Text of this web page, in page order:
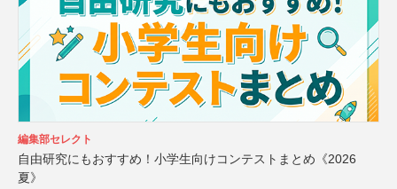
編集部セレクト
自由研究にもおすすめ！小学生向けコンテストまとめ《2026
夏》